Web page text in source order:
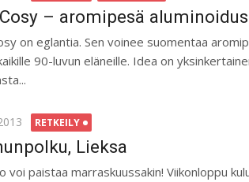
– aromipesä
on eglantia. Sen voinee suomentaa
90-luvun eläneille. Idea on
RETKEILY
Lieksa
voi paistaa marraskuussakin! Viikonloppu